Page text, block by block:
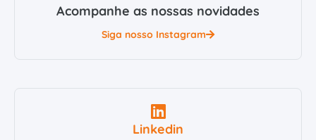
Acompanhe as nossas novidades
Siga nosso Instagram
Linkedin